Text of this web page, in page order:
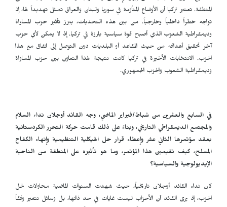
المنطقة. تعتبر تركيا أن الأوضاع المتأزمة في سوريا ولبنان والعراق تمثل تهديداً لها، إذ
تواجه خطراً داخلياً وخارجياً. من بين هذه التحديات، يبرز تأثير حزب المساواة
وديمقراطية الشعوب الذي أصبح قوة سياسية بارزة في تركيا. إذ لا يمكن لأي حزب
آخر تحقيق أهدافه من حيث المقاعد أو البلديات دون التوصل إلى اتفاق مع هذا
الحزب. الانتخابات الأخيرة في تركيا كانت نتيجة لهذا التعاون بين حزب المساواة
وديمقراطية الشعوب والحزب الجمهوري.
في السابع والعشرين من شباط/فبراير الماضي، وجه القائد أوجلان نداء السلام
والمجتمع الديمقراطي التاريخي، وبناءً على ذلك قامت حركة التحرر الكردستانية
بعقد مؤتمرها الثاني عشر وإعطاء قرار حل الهيكلية التنظيمية وإنهاء الكفاح
المسلح، كيف تقيمين هذا المؤتمر، وما هو تأثيره على المنطقة من الناحية
الإيديولوجية والسياسية؟
كان نداء القائد أوجلان تاريخياً، حيث شهدت السنوات الماضية محاولات لحل
الحزب، إذ يرى القائد أن الأحزاب ليست غايات في حد ذاتها، بل وسائل تتغير وفقاً